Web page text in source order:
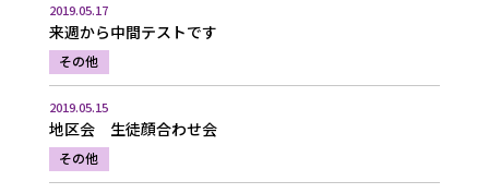
2019.05.17
来週から中間テストです
その他
2019.05.15
地区会 生徒顔合わせ会
その他